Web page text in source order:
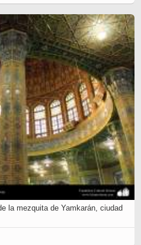
la mezquita de Yamkarán, ciudad